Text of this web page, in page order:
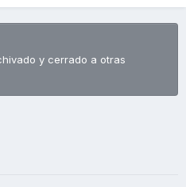
y cerrado a otras